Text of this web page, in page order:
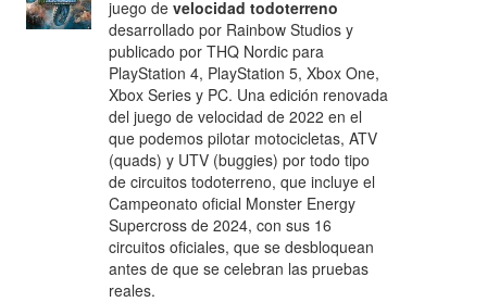
juego develocidad todoterreno
desarrollado por Rainbow Studios y
publicado por THQ Nordic para
PlayStation 4, PlayStation 5, Xbox One,
Xbox Series y PC. Una edición renovada
del juego de velocidad de 2022 en el
que podemos pilotar motocicletas, ATV
(quads) y UTV (buggies) por todo tipo
de circuitos todoterreno, que incluye el
Campeonato oficial Monster Energy
Supercross de 2024, con sus 16
circuitos oficiales, que se desbloquean
antes de que se celebran las pruebas
reales.